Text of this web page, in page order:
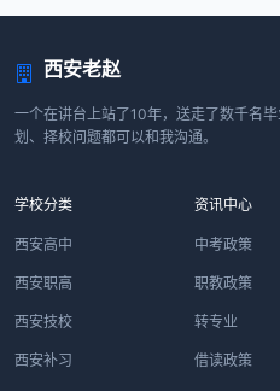
西安老赵
一个在讲台上站了10年，送走了数千名
划、择校问题都可以和我沟通。
学校分类
西安高中
西安职高
西安技校
西安补习
资讯中心
中考政策
职教政策
转专业
借读政策